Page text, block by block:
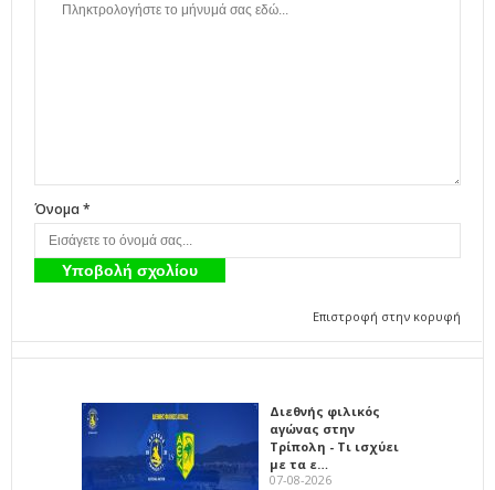
Όνομα *
Επιστροφή στην κορυφή
Διεθνής φιλικός
αγώνας στην
Τρίπολη - Τι ισχύει
με τα ε…
07-08-2026